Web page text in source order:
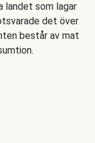
landet som lagar
det över
består av mat